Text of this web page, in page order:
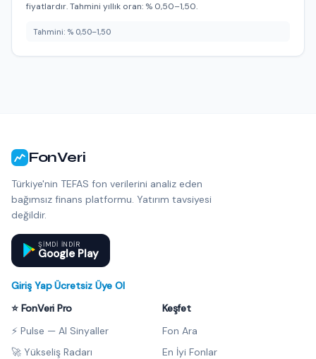
fiyatlardır. Tahmini yıllık oran: % 0,50–1,50.
Tahmini: % 0,50–1,50
FonVeri
Türkiye'nin TEFAS fon verilerini analiz eden
bağımsız finans platformu. Yatırım tavsiyesi
değildir.
ŞIMDI INDIR
Google Play
Giriş Yap·Ücretsiz Üye Ol
⭐ FonVeri Pro
⚡ Pulse — AI Sinyaller
🚀 Yükseliş Radarı
Keşfet
Fon Ara
En İyi Fonlar